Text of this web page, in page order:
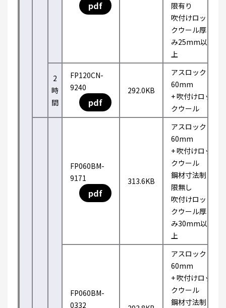
pdf
限有り
吹付けロッ
クウール厚
み25mm以
上
2
時
間
FP120CN-
9240
pdf
292.0KB
アスロック
60mm
+ 吹付けロッ
クウール
FP060BM-
9171
pdf
313.6KB
アスロック
60mm
+ 吹付けロッ
クウール
鋼材寸法制
限無し
吹付けロッ
クウール厚
み30mm以
上
FP060BM-
0332
アスロック
60mm
+ 吹付けロッ
クウール
鋼材寸法制